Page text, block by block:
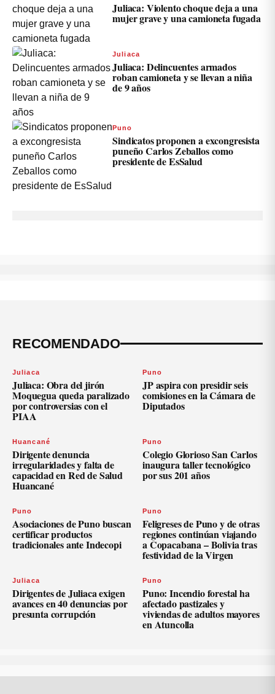
Juliaca: Violento choque deja a una
mujer grave y una camioneta fugada
Juliaca
Juliaca: Delincuentes armados
roban camioneta y se llevan a niña
de 9 años
Puno
Sindicatos proponen a excongresista
puneño Carlos Zeballos como
presidente de EsSalud
RECOMENDADO
Juliaca
Juliaca: Obra del jirón
Moquegua queda paralizado
por controversias con el
PIAA
Puno
JP aspira con presidir seis
comisiones en la Cámara de
Diputados
Huancané
Dirigente denuncia
irregularidades y falta de
capacidad en Red de Salud
Huancané
Puno
Colegio Glorioso San Carlos
inaugura taller tecnológico
por sus 201 años
Puno
Asociaciones de Puno buscan
certificar productos
tradicionales ante Indecopi
Puno
Feligreses de Puno y de otras
regiones continúan viajando
a Copacabana – Bolivia tras
festividad de la Virgen
Juliaca
Dirigentes de Juliaca exigen
avances en 40 denuncias por
presunta corrupción
Puno
Puno: Incendio forestal ha
afectado pastizales y
viviendas de adultos mayores
en Atuncolla